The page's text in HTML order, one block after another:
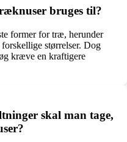
bruges til?
former for træ, herunder
størrelser. Dog
kræve en kraftigere
skal man tage,